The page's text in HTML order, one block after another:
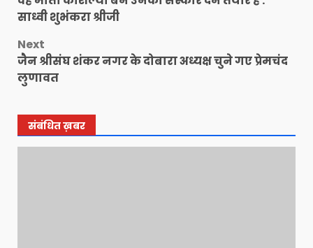
साध्वी शुभंकरा श्रीजी
Next
जैन श्रीसंघ शंकर नगर के दोबारा अध्यक्ष चुने गए प्रेमचंद
लुणावत
संबंधित ख़बर